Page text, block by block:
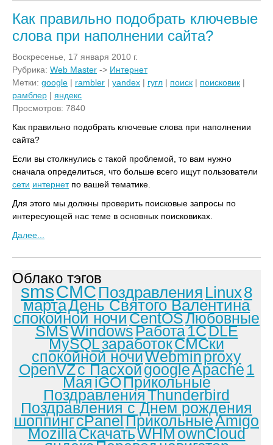
Как правильно подобрать ключевые
слова при наполнении сайта?
Воскресенье, 17 января 2010 г.
Рубрика: Web Master -> Интернет
Метки: google | rambler | yandex | гугл | поиск | поисковик |
рамблер | яндекс
Просмотров: 7840
Как правильно подобрать ключевые слова при наполнении
сайта?
Если вы столкнулись с такой проблемой, то вам нужно
сначала определиться, что больше всего ищут пользователи
сети интернетпо вашей тематике.
Для этого мы должны проверить поисковые запросы по
интересующей нас теме в основных поисковиках.
Далее...
Облако тэгов
smsСМС Поздравления Linux8
мартаДень Святого Валентина
спокойной ночиCentOSЛюбовные
SMSWindowsРабота1СDLE
MySQLзаработокСМСки
спокойной ночиWebminproxy
OpenVZс ПасхойgoogleApache 1
МаяiGOПрикольные
ПоздравленияThunderbird
Поздравления с Днем рождения
шоппингcPanelПрикольныеAmigo
MozillaСкачатьWHMownCloud